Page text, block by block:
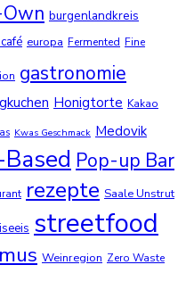
burgenlandkreis
europa Fermented Fine
gastronomie
Honigtorte Kakao
Kwas Geschmack Medovik
Pop-up Bar
rezepte Saale Unstrut
streetfood
Weinregion Zero Waste